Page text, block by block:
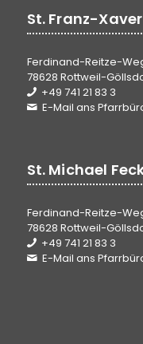
St. Franz-
Ferdinand-Reitze-
78628 Rottweil-
+49 741 21 83 3
E-Mail ans
St. Michael
Ferdinand-Reitze-
78628 Rottweil-
+49 741 21 83 3
E-Mail ans